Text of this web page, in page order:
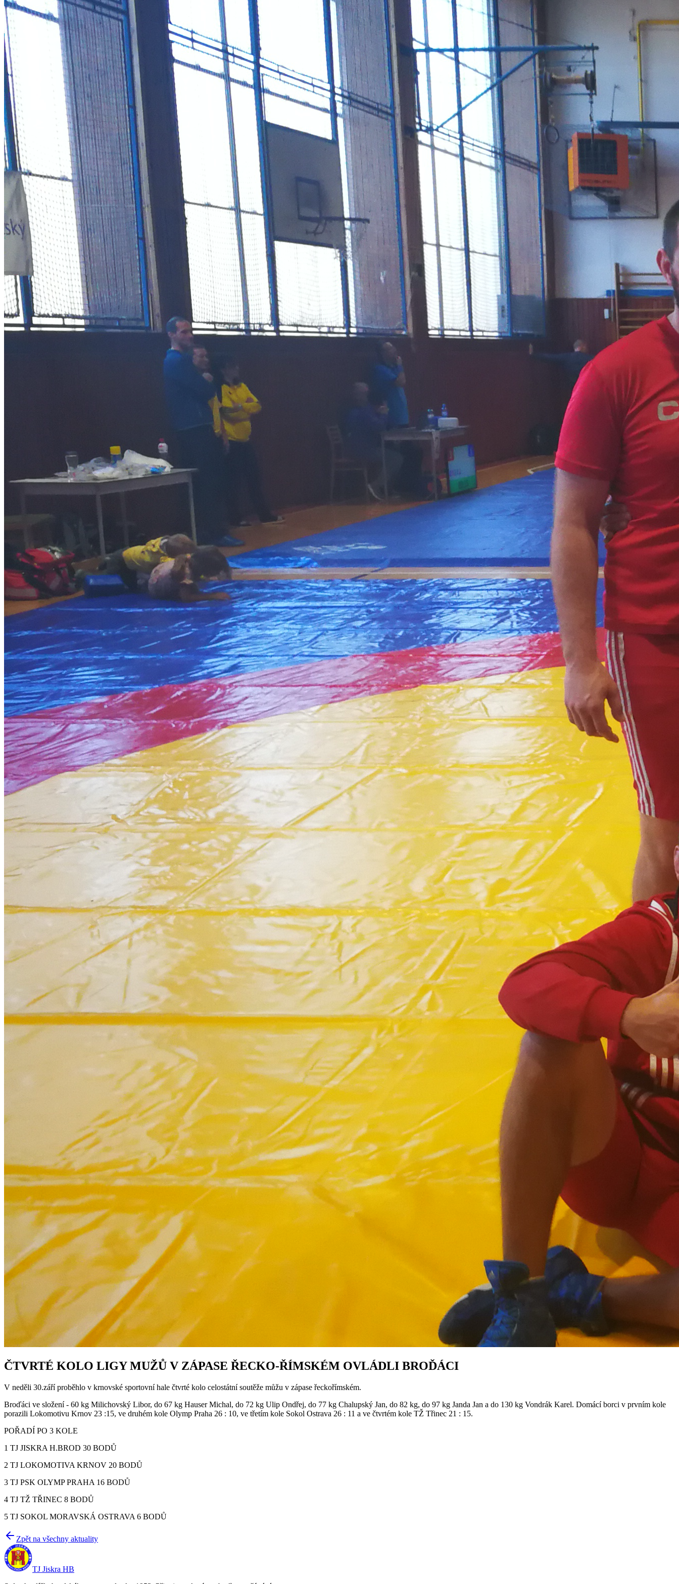
ČTVRTÉ KOLO LIGY MUŽŮ V ZÁPASE ŘECKO-ŘÍMSKÉM OVLÁDLI BROĎÁCI
V neděli 30.září proběhlo v krnovské sportovní hale čtvrté kolo celostátní soutěže můžu v zápase řeckořímském.
Broďáci ve složení - 60 kg Milichovský Libor, do 67 kg Hauser Michal, do 72 kg Ulip Ondřej, do 77 kg Chalupský Jan, do 82 kg, do 97 kg Janda Jan a do 130 kg Vondrák Karel. Domácí borci v prvním kole
porazili Lokomotivu Krnov 23 :15, ve druhém kole Olymp Praha 26 : 10, ve třetím kole Sokol Ostrava 26 : 11 a ve čtvrtém kole TŽ Třinec 21 : 15.
POŘADÍ PO 3 KOLE
1 TJ JISKRA H.BROD 30 BODŮ
2 TJ LOKOMOTIVA KRNOV 20 BODŮ
3 TJ PSK OLYMP PRAHA 16 BODŮ
4 TJ TŽ TŘINEC 8 BODŮ
5 TJ SOKOL MORAVSKÁ OSTRAVA 6 BODŮ
Zpět na všechny aktuality
TJ Jiskra HB